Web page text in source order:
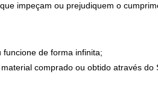
impeçam ou prejudiquem o
de forma infinita;
comprado ou obtido através